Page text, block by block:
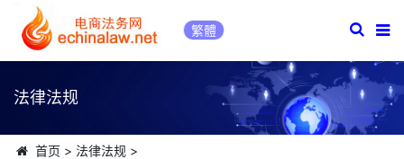
繁體
法律法规
首页 > 法律法规 >